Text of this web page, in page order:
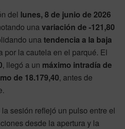
del lunes, 8 de junio de 2026
unavariación de -121,80
unatendencia a la baja
por la cautela en el parqué. El
, llegó a un máximo intradía de
de 18.179,40, antes de
sesión reflejó un pulso entre el
desde la apertura y la